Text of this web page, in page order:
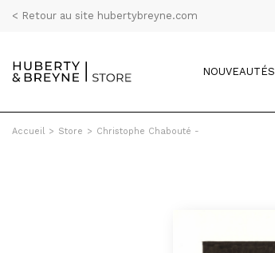
< Retour au site hubertybreyne.com
NOUVEAUTÉS
Accueil > Store > Christophe Chabouté -